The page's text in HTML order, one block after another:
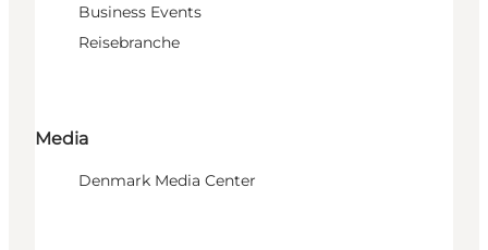
Business Events
Reisebranche
Media
Denmark Media Center